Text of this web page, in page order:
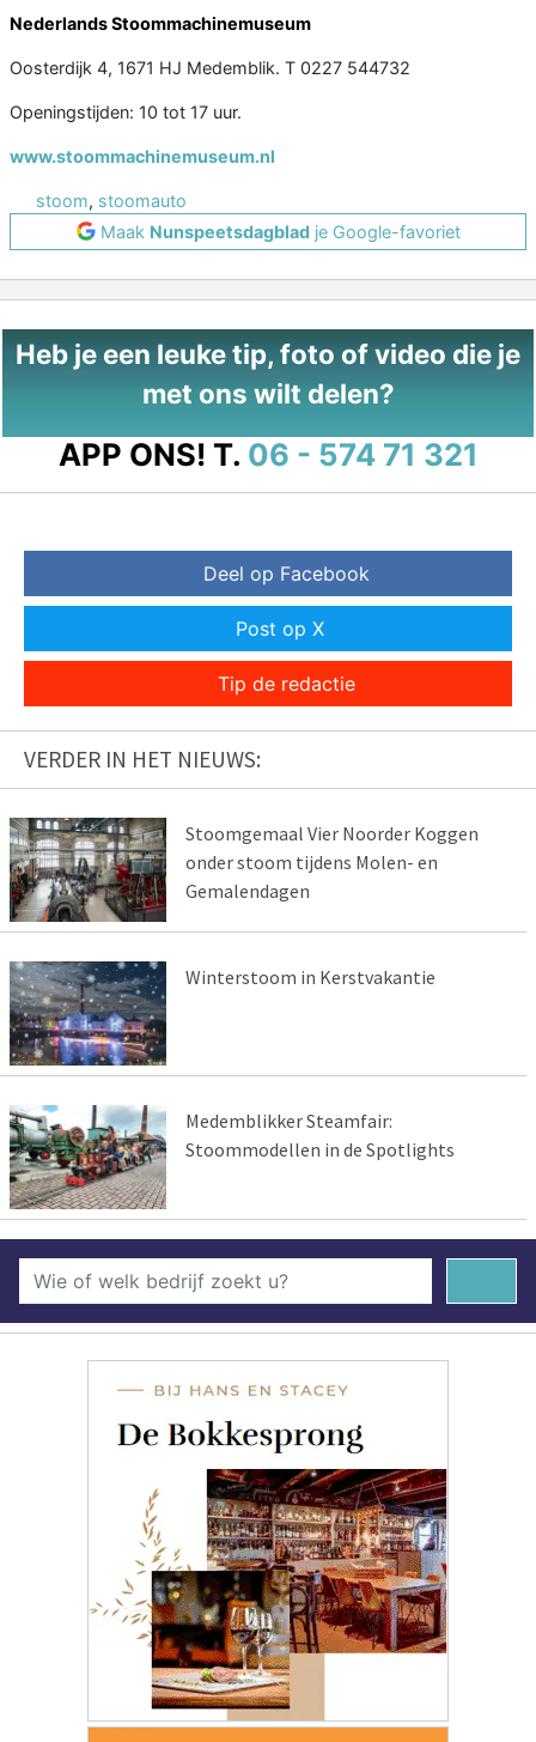
Nederlands Stoommachinemuseum
Oosterdijk 4, 1671 HJ Medemblik. T 0227 544732
Openingstijden: 10 tot 17 uur.
www.stoommachinemuseum.nl
stoom, stoomauto
Maak Nunspeetsdagbladje Google-favoriet
Heb je een leuke tip, foto of video die je
met ons wilt delen?
APP ONS! T. 06 - 574 71 321
Deel op Facebook
Post op X
Tip de redactie
VERDER IN HET NIEUWS:
Stoomgemaal Vier Noorder Koggen
onder stoom tijdens Molen- en
Gemalendagen
Winterstoom in Kerstvakantie
Medemblikker Steamfair:
Stoommodellen in de Spotlights